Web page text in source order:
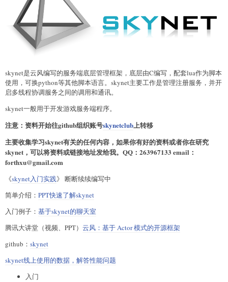
skynet是云风编写的服务端底层管理框架，底层由C编写，配套lua作为脚本
使用，可换python等其他脚本语言。skynet主要工作是管理注册服务，并开
启多线程协调服务之间的调用和通讯。
skynet一般用于开发游戏服务端程序。
注意：资料开始往github组织账号skynetclub上转移
主要收集学习skynet有关的任何内容，如果你有好的资料或者你在研究
skynet，可以将资料或链接地址发给我。QQ：263967133 email：
forthxu@gmail.com
《skynet入门实践》 断断续续编写中
简单介绍： PPT快速了解skynet
入门例子： 基于skynet的聊天室
腾讯大讲堂（视频、PPT） 云风：基于 Actor 模式的开源框架
github： skynet
skynet线上使用的数据，解答性能问题
入门